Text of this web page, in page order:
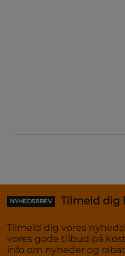
NYHEDSBREV Tilmeld dig
Tilmeld dig vores
vores gode tilbud på
info om nyheder og